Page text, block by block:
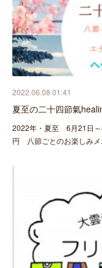
2022.06.08 01:41
夏至の二十四節氣
2022年・夏至 6月21日
円 八節ごとのお楽しみ